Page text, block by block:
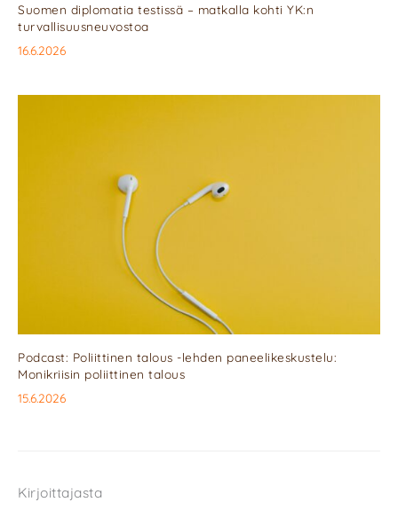
Suomen diplomatia testissä – matkalla kohti YK:n
turvallisuusneuvostoa
16.6.2026
Podcast: Poliittinen talous -lehden paneelikeskustelu:
Monikriisin poliittinen talous
15.6.2026
Kirjoittajasta